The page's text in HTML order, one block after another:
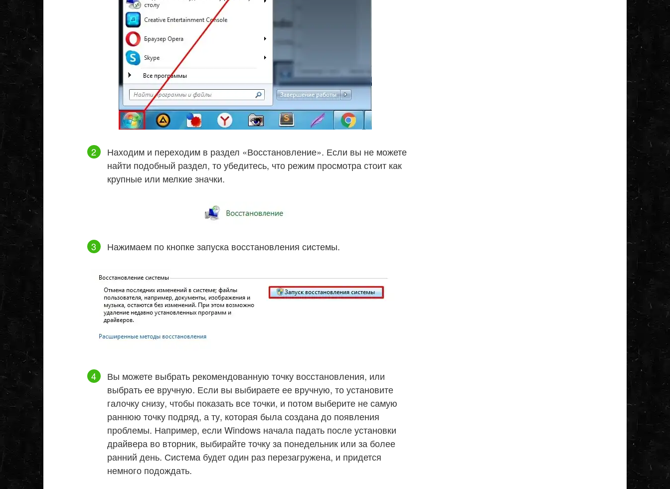
Находим и переходим в раздел «Восстановление». Если вы не можете
найти подобный раздел, то убедитесь, что режим просмотра стоит как
крупные или мелкие значки.
Нажимаем по кнопке запуска восстановления системы.
Вы можете выбрать рекомендованную точку восстановления, или
выбрать ее вручную. Если вы выбираете ее вручную, то установите
галочку снизу, чтобы показать все точки, и потом выберите не самую
раннюю точку подряд, а ту, которая была создана до появления
проблемы. Например, если Windows начала падать после установки
драйвера во вторник, выбирайте точку за понедельник или за более
ранний день. Система будет один раз перезагружена, и придется
немного подождать.